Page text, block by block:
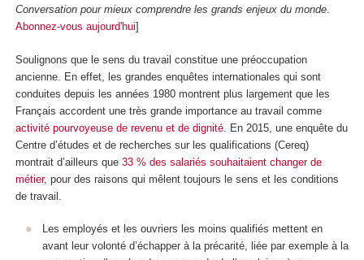
Conversation pour mieux comprendre les grands enjeux du monde.
Abonnez-vous aujourd'hui]
Soulignons que le sens du travail constitue une préoccupation
ancienne. En effet, les grandes enquêtes internationales qui sont
conduites depuis les années 1980 montrent plus largement que les
Français accordent une très grande importance au travail comme
activité pourvoyeuse de revenu et de dignité . En 2015, une enquête du
Centre d’études et de recherches sur les qualifications (Cereq)
montrait d’ailleurs que 33 % des salariés souhaitaient changer de
métier, pour des raisons qui mêlent toujours le sens et les conditions
de travail.
Les employés et les ouvriers les moins qualifiés mettent en
avant leur volonté d’échapper à la précarité, liée par exemple à la